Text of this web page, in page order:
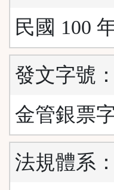
民國 100
發文字號：
金管銀票
法規體系：